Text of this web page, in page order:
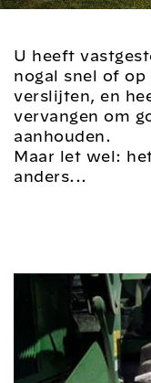
U heeft
nogal snel of op
verslijten, en
vervangen om
aanhouden.
Maar let wel:
anders...